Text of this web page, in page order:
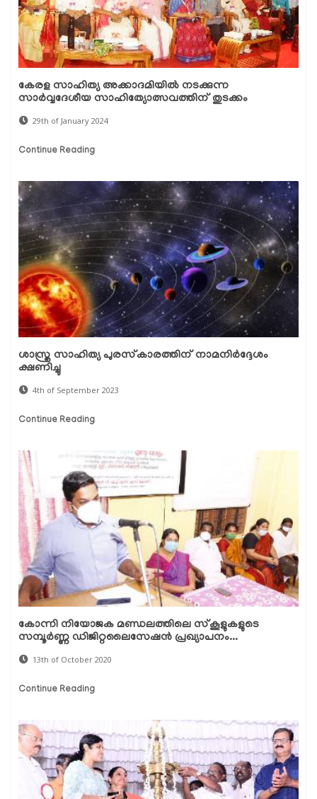
കേരള സാഹിത്യ അക്കാദമിയിൽ നടക്കുന്ന
സാർവ്വദേശീയ സാഹിത്യോത്സവത്തിന് തുടക്കം
29th of January 2024
Continue Reading
ശാസ്ത്ര സാഹിത്യ പുരസ്‌കാരത്തിന് നാമനിർദ്ദേശം
ക്ഷണിച്ചു
4th of September 2023
Continue Reading
കോന്നി നിയോജക മണ്ഡലത്തിലെ സ്‌കൂളുകളുടെ
സമ്പൂര്‍ണ്ണ ഡിജിറ്റലൈസേഷന്‍ പ്രഖ്യാപനം...
13th of October 2020
Continue Reading